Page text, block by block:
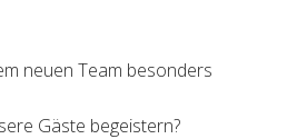
neuen Team besonders
Gäste begeistern?